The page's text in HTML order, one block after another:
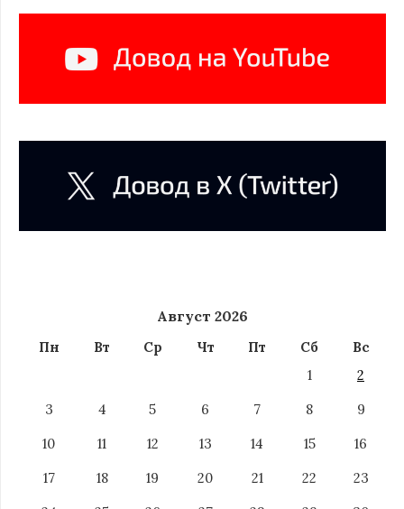
Август 2026
Пн Вт Ср Чт Пт Сб
Вс
1
2
3
4 5 6 7 8
9
10
11 12 13 14 15
16
17
18 19 20 21 22
23